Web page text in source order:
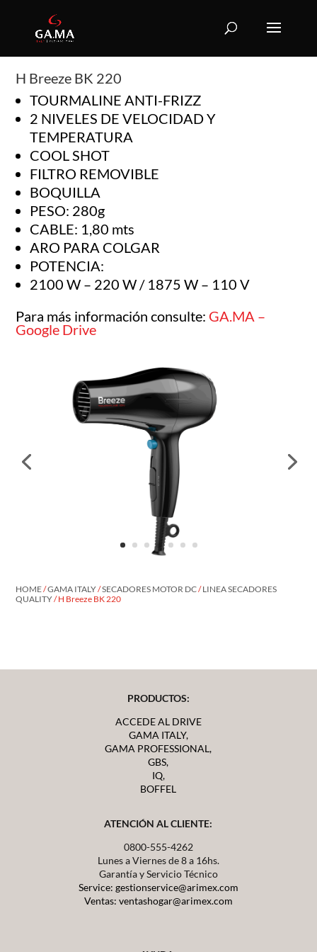
H Breeze BK 220
TOURMALINE ANTI-FRIZZ
2 NIVELES DE VELOCIDAD Y
TEMPERATURA
COOL SHOT
FILTRO REMOVIBLE
BOQUILLA
PESO: 280g
CABLE: 1,80 mts
ARO PARA COLGAR
POTENCIA:
2100 W – 220 W / 1875 W – 110 V
Para más información consulte: GA.MA –
Google Drive
HOME/GAMA ITALY/SECADORES MOTOR DC/LINEA SECADORES
QUALITY/ H Breeze BK 220
PRODUCTOS:
ACCEDE AL DRIVE
GAMA ITALY,
GAMA PROFESSIONAL,
GBS,
IQ,
BOFFEL
ATENCIÓN AL CLIENTE:
0800-555-4262
Lunes a Viernes de 8 a 16hs.
Garantía y Servicio Técnico
Service: gestionservice@arimex.com
Ventas: ventashogar@arimex.com